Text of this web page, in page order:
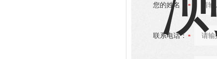
您的姓名：
联系电话：